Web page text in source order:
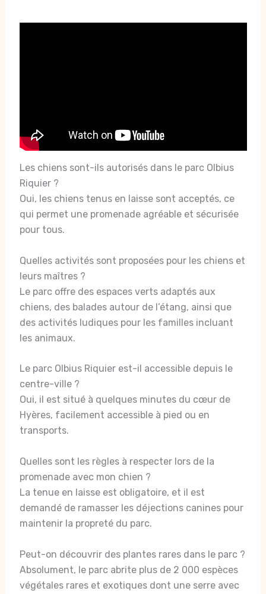
Les chiens sont-ils autorisés dans le parc Olbius
Riquier ?
Oui, les chiens tenus en laisse sont acceptés, ce
qui permet une promenade agréable et sécurisée
pour tous.
Quelles activités sont proposées pour les chiens et
leurs maîtres ?
Le parc offre des espaces verts adaptés aux
chiens, des balades autour de l’étang, ainsi que
des activités ludiques pour les familles incluant
les animaux.
Le parc Olbius Riquier est-il accessible depuis le
centre-ville ?
Oui, il est situé à quelques minutes du cœur de
Hyères, facilement accessible à pied ou en
transports.
Quelles sont les règles à respecter lors de la
promenade avec mon chien ?
La tenue en laisse est obligatoire, et il est
demandé de ramasser les déjections canines pour
maintenir la propreté du parc.
Peut-on découvrir des plantes rares dans le parc ?
Absolument, le parc abrite plus de 2 000 espèces
végétales rares et exotiques dont une serre avec